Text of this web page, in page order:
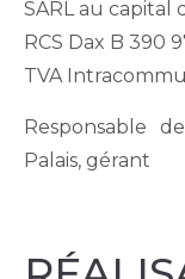
SARL au capital
RCS Dax B 390
TVA
Responsable
Palais, gérant